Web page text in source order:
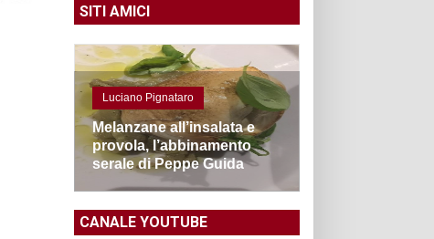
SITI AMICI
Luciano Pignataro
Melanzane all’insalata e
provola, l’abbinamento
serale di Peppe Guida
CANALE YOUTUBE